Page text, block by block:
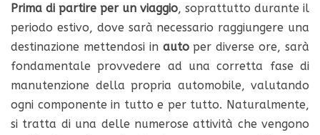
Prima di partire per un viaggio, soprattutto durante il
periodo estivo, dove sarà necessario raggiungere una
destinazione mettendosi in autoper diverse ore, sarà
fondamentale provvedere ad una corretta fase di
manutenzione della propria automobile, valutando
ogni componente in tutto e per tutto. Naturalmente,
si tratta di una delle numerose attività che vengono